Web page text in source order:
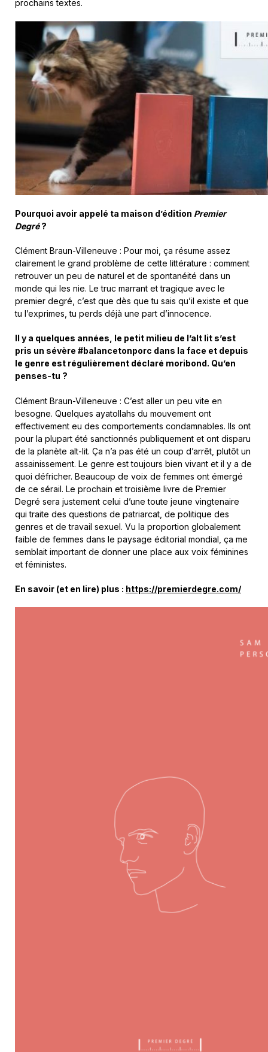
prochains textes.
Pourquoi avoir appelé ta maison d’édition Premier
Degré?
Clément Braun-Villeneuve : Pour moi, ça résume assez
clairement le grand problème de cette littérature : comment
retrouver un peu de naturel et de spontanéité dans un
monde qui les nie. Le truc marrant et tragique avec le
premier degré, c’est que dès que tu sais qu’il existe et que
tu l’exprimes, tu perds déjà une part d’innocence.
Il y a quelques années, le petit milieu de l’alt lit s’est
pris un sévère #balancetonporc dans la face et depuis
le genre est régulièrement déclaré moribond. Qu’en
penses-tu ?
Clément Braun-Villeneuve : C’est aller un peu vite en
besogne. Quelques ayatollahs du mouvement ont
effectivement eu des comportements condamnables. Ils ont
pour la plupart été sanctionnés publiquement et ont disparu
de la planète alt-lit. Ça n’a pas été un coup d’arrêt, plutôt un
assainissement. Le genre est toujours bien vivant et il y a de
quoi défricher. Beaucoup de voix de femmes ont émergé
de ce sérail. Le prochain et troisième livre de Premier
Degré sera justement celui d’une toute jeune vingtenaire
qui traite des questions de patriarcat, de politique des
genres et de travail sexuel. Vu la proportion globalement
faible de femmes dans le paysage éditorial mondial, ça me
semblait important de donner une place aux voix féminines
et féministes.
En savoir (et en lire) plus : https://premierdegre.com/